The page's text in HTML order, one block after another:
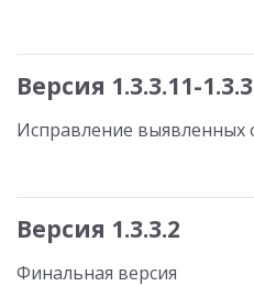
Версия 1.3.3.11-
Исправление выявленных
Версия 1.3.3.2
Финальная версия